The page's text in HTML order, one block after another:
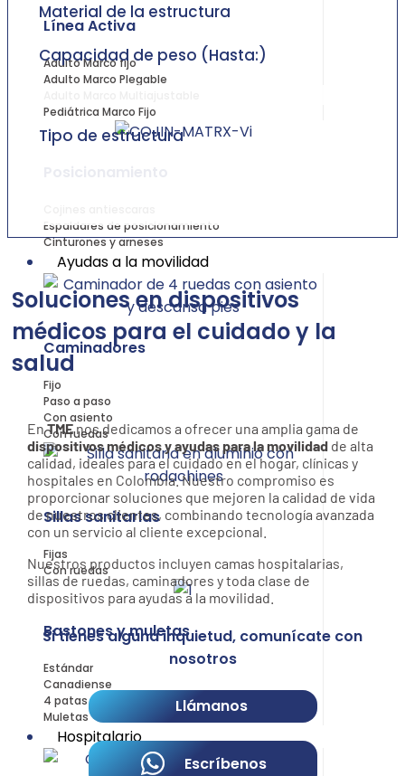
Línea Activa
Adulto Marco fijo
Adulto Marco Plegable
Pediátrica Marco Fijo
Espaldares de posicionamiento
Cinturones y arneses
Ayudas a la movilidad
Caminadores
Fijo
Paso a paso
Con asiento
Con ruedas
Sillas sanitarias
Fijas
Con ruedas
Bastones y muletas
Estándar
Canadiense
4 patas
Muletas
Hospitalario
Material de la estructura
Capacidad de peso (Hasta:)
Tipo de estructura
Soluciones en dispositivos
médicos para el cuidado y la
salud
EnTMEnos dedicamos a ofrecer una amplia gama de
dispositivos médicos y ayudas para la movilidadde alta
calidad, ideales para el cuidado en el hogar, clínicas y
hospitales en Colombia. Nuestro compromiso es
proporcionar soluciones que mejoren la calidad de vida
de nuestros clientes, combinando tecnología avanzada
con un servicio al cliente excepcional.
Nuestros productos incluyen camas hospitalarias,
sillas de ruedas, caminadores y toda clase de
dispositivos para ayudas a la movilidad.
Si tienes alguna inquietud, comunícate con
nosotros
Llámanos
Escríbenos